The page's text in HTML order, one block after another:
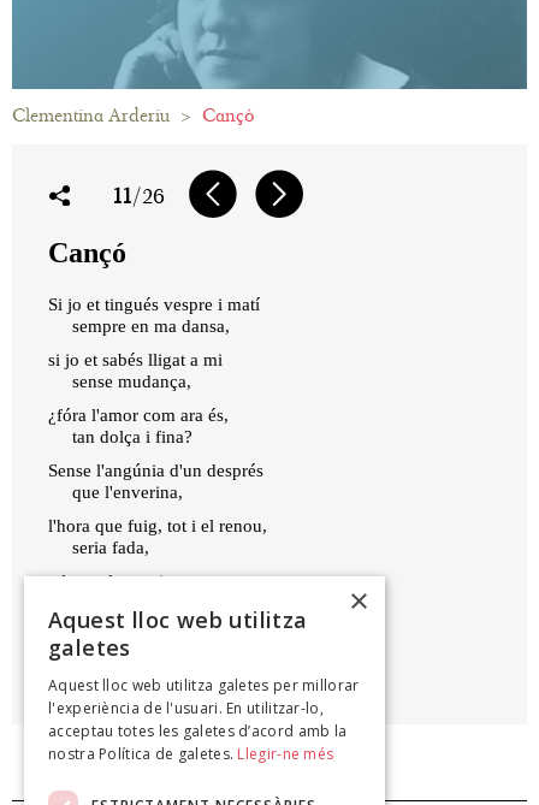
Clementina Arderiu > Cançó
11/26
Cançó
Si jo et tingués vespre i matí
sempre en ma dansa,
si jo et sabés lligat a mi
sense mudança,
¿fóra l'amor com ara és,
tan dolça i fina?
Sense l'angúnia d'un després
que l'enverina,
l'hora que fuig, tot i el renou,
seria fada,
tal com la menja que no es cou
Cant i paraules (dins Poemes), 1936
×
Aquest lloc web utilitza
galetes
Aquest lloc web utilitza galetes per millorar
l'experiència de l'usuari. En utilitzar-lo,
acceptau totes les galetes d’acord amb la
nostra Política de galetes. Llegir-ne més